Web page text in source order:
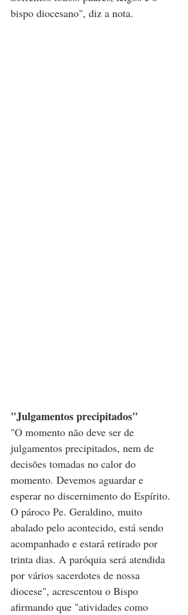
bispo diocesano", diz a nota.
"Julgamentos precipitados"
"O momento não deve ser de
julgamentos precipitados, nem de
decisões tomadas no calor do
momento. Devemos aguardar e
esperar no discernimento do Espírito.
O pároco Pe. Geraldino, muito
abalado pelo acontecido, está sendo
acompanhado e estará retirado por
trinta dias. A paróquia será atendida
por vários sacerdotes de nossa
diocese", acrescentou o Bispo
afirmando que "atividades como